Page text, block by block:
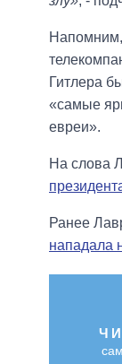
Гитлера
«самые
евреи».
На слова
Ранее
нападала